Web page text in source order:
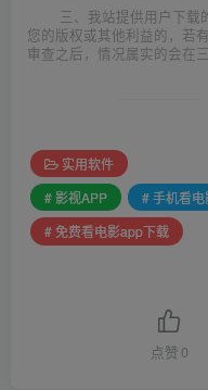
三、我站提供用户下载
您的版权或其他利益的，若
审查之后，情况属实的会在
实用软件
# 影视APP
# 手机看电
# 免费看电影app下载
点赞 0